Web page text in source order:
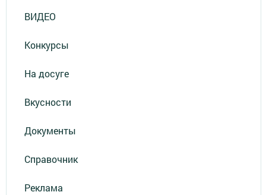
ВИДЕО
Конкурсы
На досуге
Вкусности
Документы
Справочник
Реклама